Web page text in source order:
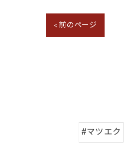
< 前のページ
#マツエク